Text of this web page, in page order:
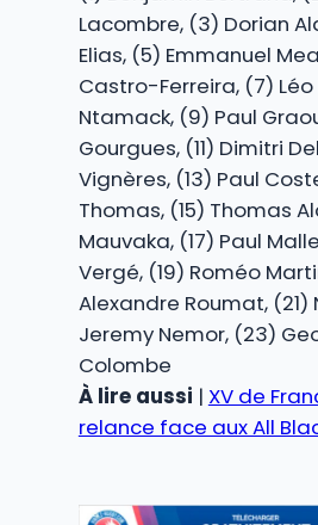
Lacombre, (3) Dorian
Elias, (5) Emmanuel
Castro-Ferreira, (7)
Ntamack, (9) Paul
Gourgues, (11) Dimitri
Vignères, (13) Paul
Thomas, (15) Thomas
Mauvaka, (17) Paul
Vergé, (19) Roméo
Alexandre Roumat,
Jeremy Nemor, (23)
Colombe
À lire aussi | XV de
relance face aux All